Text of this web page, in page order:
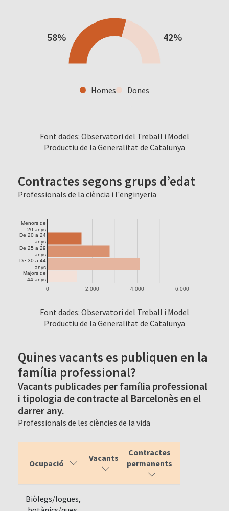
58% 42%
Homes Dones
Font dades: Observatori del Treball i Model
Productiu de la Generalitat de Catalunya
Contractes segons grups d’edat
Professionals de la ciència i l'enginyeria
0 2,000 4,000 6,000
Menors de
20 anys
De 20 a 24
anys
De 25 a 29
anys
De 30 a 44
anys
Majors de
44 anys
Font dades: Observatori del Treball i Model
Productiu de la Generalitat de Catalunya
Quines vacants es publiquen en la
família professional?
Vacants publicades per família professional
i tipologia de contracte al Barcelonès en el
darrer any.
Professionals de les ciències de la vida
Ocupació
Vacants
Contractes
permanents
Biòlegs/logues,